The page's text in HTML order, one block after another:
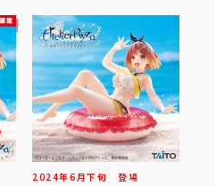
2024年6 月下旬 登場